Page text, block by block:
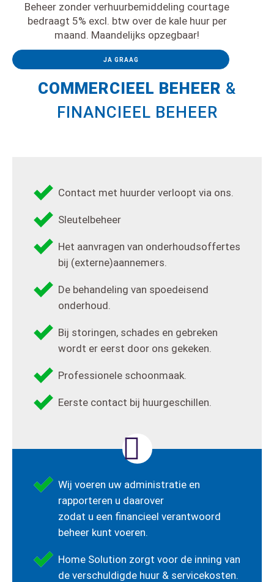
Beheer zonder verhuurbemiddeling courtage
bedraagt 5% excl. btw over de kale huur per
maand. Maandelijks opzegbaar!
JA GRAAG
COMMERCIEEL BEHEER &
FINANCIEEL BEHEER
Contact met huurder verloopt via ons.
Sleutelbeheer
Het aanvragen van onderhoudsoffertes
bij (externe)aannemers.
De behandeling van spoedeisend
onderhoud.
Bij storingen, schades en gebreken
wordt er eerst door ons gekeken.
Professionele schoonmaak.
Eerste contact bij huurgeschillen.
Wij voeren uw administratie en
rapporteren u daarover
zodat u een financieel verantwoord
beheer kunt voeren.
Home Solution zorgt voor de inning van
de verschuldigde huur & servicekosten.